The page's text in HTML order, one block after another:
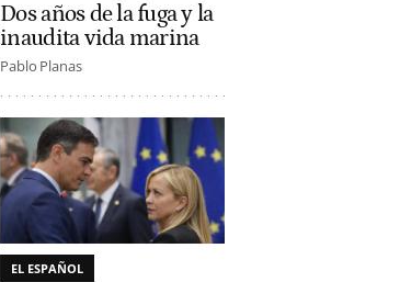
Dos años de la fuga y la
inaudita vida marina
Pablo Planas
EL ESPAÑOL